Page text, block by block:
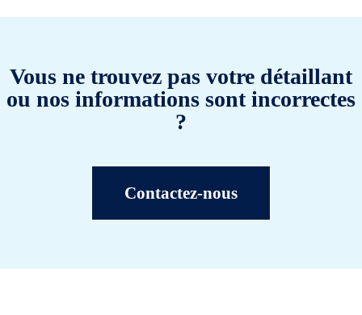
Vous ne trouvez pas votre détaillant
ou nos informations sont incorrectes
?
Contactez-nous